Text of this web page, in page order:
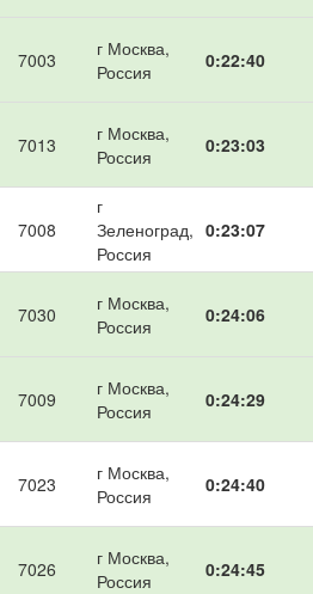
7003
г Москва,
Россия
0:22:40
7013
г Москва,
Россия
0:23:03
7008
г
Зеленоград,
Россия
0:23:07
7030
г Москва,
Россия
0:24:06
7009
г Москва,
Россия
0:24:29
7023
г Москва,
Россия
0:24:40
7026
г Москва,
Россия
0:24:45